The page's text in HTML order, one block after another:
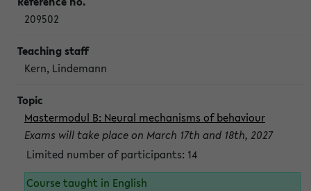
209502
Kern, Lindemann
Mastermodul B: Neural mechanisms of behaviour
Exams will take place on March 17th and 18th, 2027
Limited number of participants: 14
Course taught in English